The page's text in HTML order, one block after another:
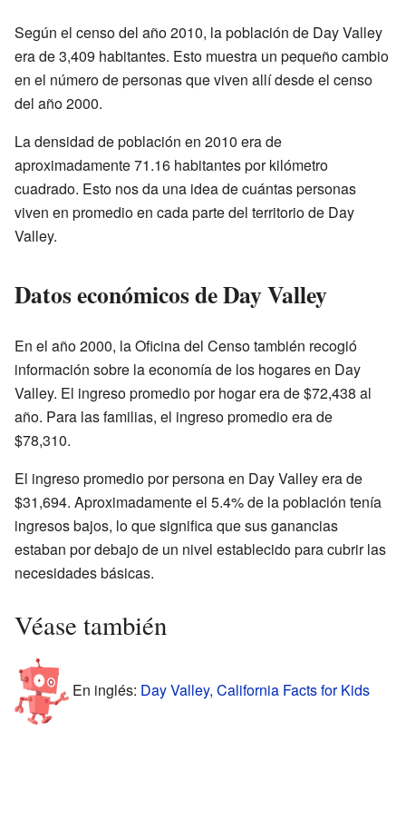
Según el censo del año 2010, la población de Day Valley
era de 3,409 habitantes. Esto muestra un pequeño cambio
en el número de personas que viven allí desde el censo
del año 2000.
La densidad de población en 2010 era de
aproximadamente 71.16 habitantes por kilómetro
cuadrado. Esto nos da una idea de cuántas personas
viven en promedio en cada parte del territorio de Day
Valley.
Datos económicos de Day Valley
En el año 2000, la Oficina del Censo también recogió
información sobre la economía de los hogares en Day
Valley. El ingreso promedio por hogar era de $72,438 al
año. Para las familias, el ingreso promedio era de
$78,310.
El ingreso promedio por persona en Day Valley era de
$31,694. Aproximadamente el 5.4% de la población tenía
ingresos bajos, lo que significa que sus ganancias
estaban por debajo de un nivel establecido para cubrir las
necesidades básicas.
Véase también
En inglés: Day Valley, California Facts for Kids